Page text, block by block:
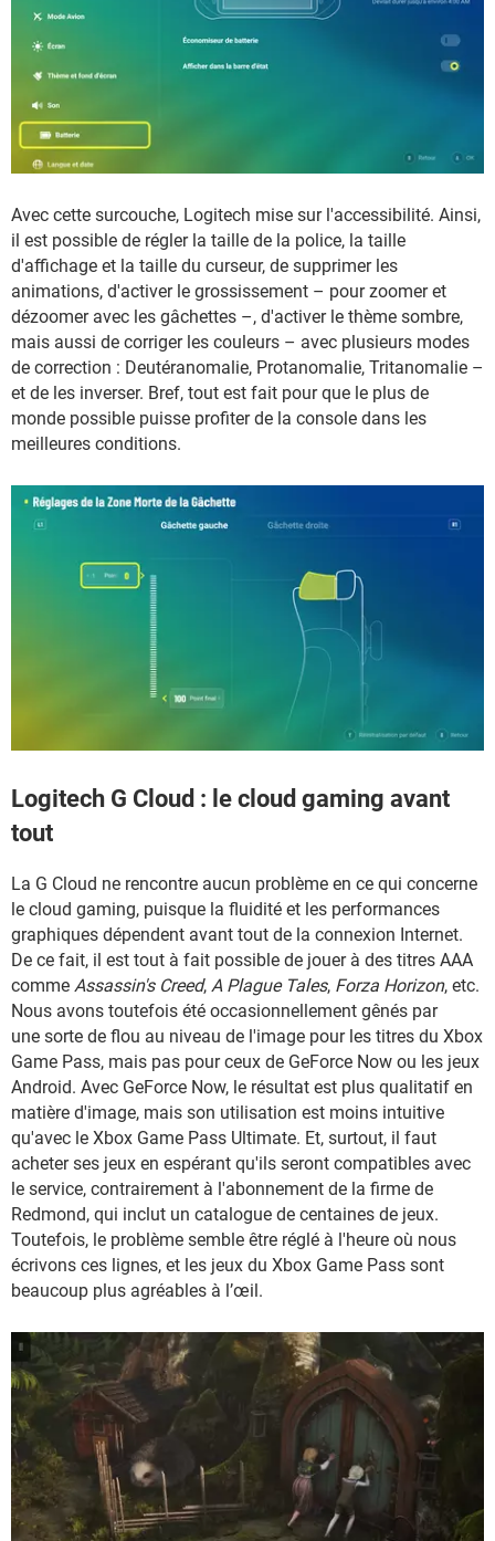
Avec cette surcouche, Logitech mise sur l'accessibilité. Ainsi,
il est possible de régler la taille de la police, la taille
d'affichage et la taille du curseur, de supprimer les
animations, d'activer le grossissement – pour zoomer et
dézoomer avec les gâchettes –, d'activer le thème sombre,
mais aussi de corriger les couleurs – avec plusieurs modes
de correction : Deutéranomalie, Protanomalie, Tritanomalie –
et de les inverser. Bref, tout est fait pour que le plus de
monde possible puisse profiter de la console dans les
meilleures conditions.
Logitech G Cloud : le cloud gaming avant
tout
La G Cloud ne rencontre aucun problème en ce qui concerne
le cloud gaming, puisque la fluidité et les performances
graphiques dépendent avant tout de la connexion Internet.
De ce fait, il est tout à fait possible de jouer à des titres AAA
comme Assassin's Creed, A Plague Tales, Forza Horizon, etc.
Nous avons toutefois été occasionnellement gênés par
une sorte de flou au niveau de l'image pour les titres du Xbox
Game Pass, mais pas pour ceux de GeForce Now ou les jeux
Android. Avec GeForce Now, le résultat est plus qualitatif en
matière d'image, mais son utilisation est moins intuitive
qu'avec le Xbox Game Pass Ultimate. Et, surtout, il faut
acheter ses jeux en espérant qu'ils seront compatibles avec
le service, contrairement à l'abonnement de la firme de
Redmond, qui inclut un catalogue de centaines de jeux.
Toutefois, le problème semble être réglé à l'heure où nous
écrivons ces lignes, et les jeux du Xbox Game Pass sont
beaucoup plus agréables à l’œil.